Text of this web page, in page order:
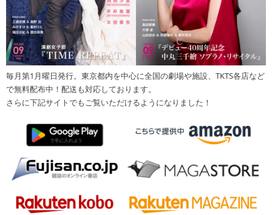
毎月第1月曜日発行。東京都内を中心に全国の劇場や施設、TKTS各店など
で無料配布中！配送も対応しております。
さらに下記サイトでもご覧いただけるようになりました！